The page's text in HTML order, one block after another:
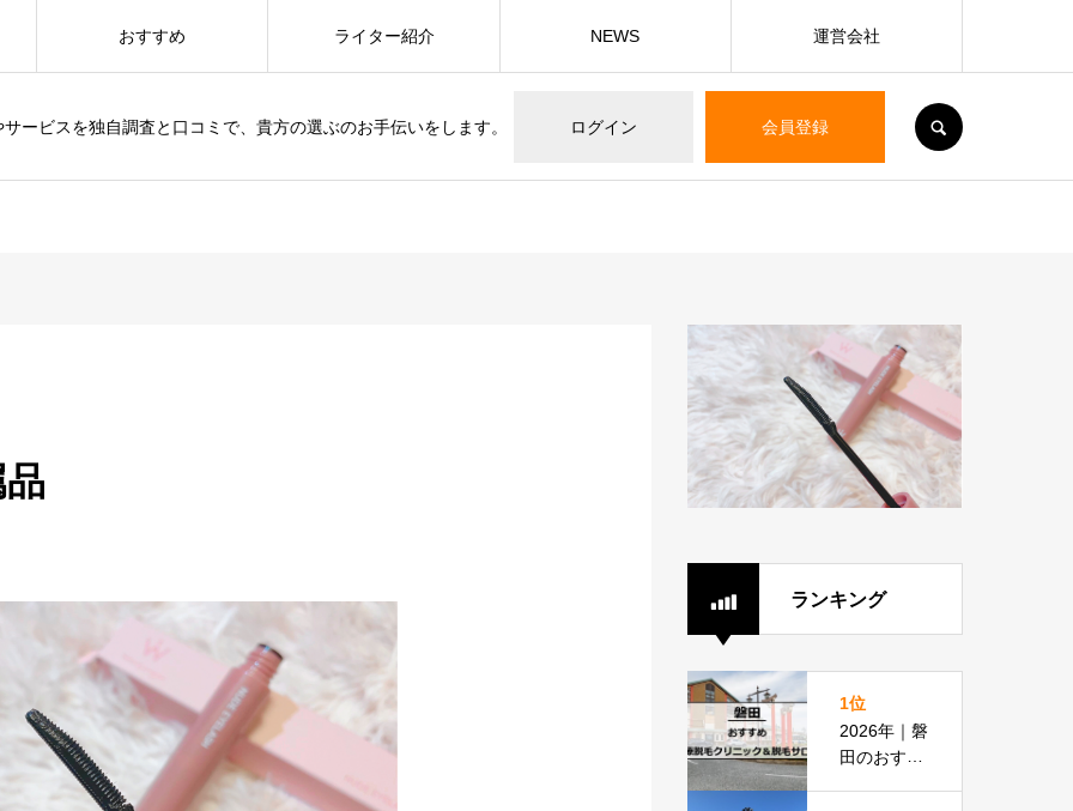
ービスを独自調査と口コミで、貴方の選ぶのお手伝いをします。 ログイン 会員登録
おすすめ ライター紹介 NEWS 運営会社
ランキング
1位
2026年｜磐
田のおすす